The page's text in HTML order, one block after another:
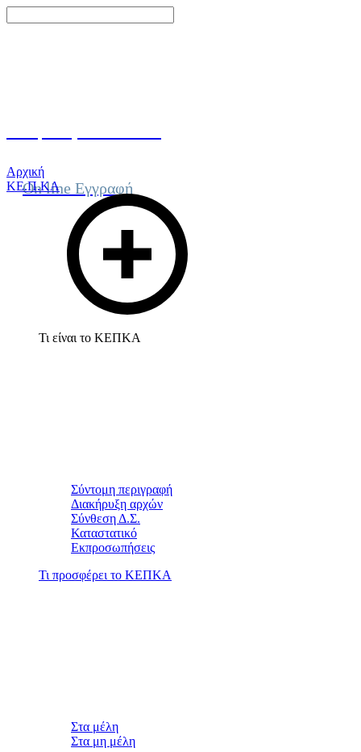
On line Εγγραφή
Αρχική
ΚΕ.Π.ΚΑ
Τι είναι το ΚΕΠΚΑ
Σύντομη περιγραφή
Διακήρυξη αρχών
Σύνθεση Δ.Σ.
Καταστατικό
Εκπροσωπήσεις
Τι προσφέρει το ΚΕΠΚΑ
Στα μέλη
Στα μη μέλη